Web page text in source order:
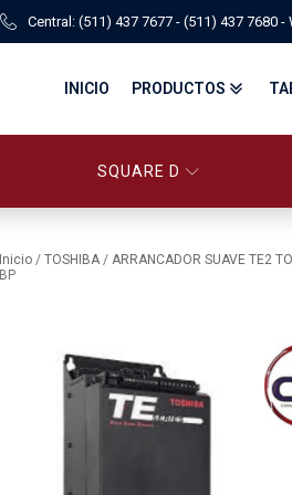
Central: (511) 437 7677 - (511) 437 7680
INICIO PRODUCTOS
MANDO,
SQUARE D
Inicio / TOSHIBA / ARRANCADOR SUAVE TE2
BP